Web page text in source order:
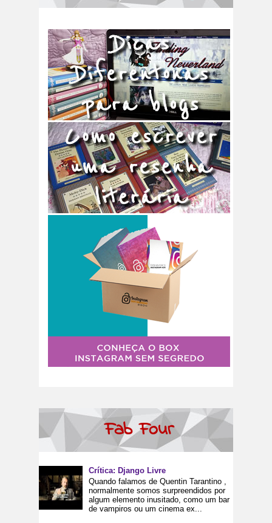
Fab Four
Crítica: Django Livre
Quando falamos de Quentin Tarantino ,
normalmente somos surpreendidos por
algum elemento inusitado, como um bar
de vampiros ou um cinema ex...